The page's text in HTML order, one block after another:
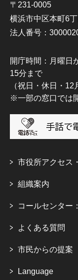
〒231-0005
横浜市中区本町6
法人番号：
開庁時間：月曜日
15分まで
（祝日・休日・12
※一部の窓口では
市役所アクセス
組織案内
コールセンター
よくある質問
市民からの提案
Language